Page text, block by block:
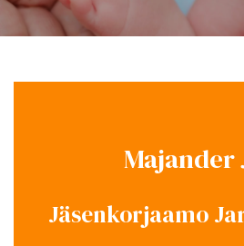
Majander
Jäsenkorjaamo